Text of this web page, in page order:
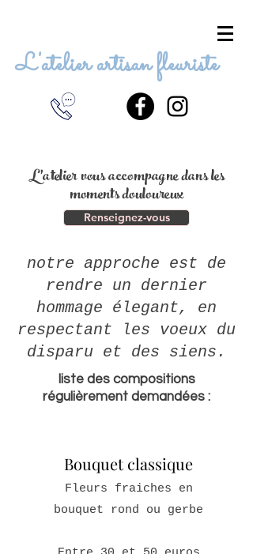
L'atelier artisan fleuriste
L'atelier vous accompagne dans les
moments douloureux
Renseignez-vous
notre approche est de
rendre un dernier
hommage élegant, en
respectant les voeux du
disparu et des siens.
liste des compositions
régulièrement demandées :
Bouquet classique
Fleurs fraiches en
bouquet rond ou gerbe